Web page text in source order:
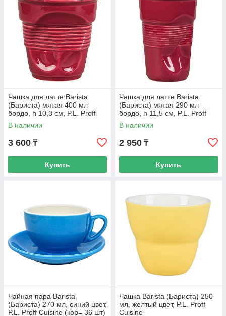
Чашка для латте Barista
(Бариста) мятая 400 мл
бордо, h 10,3 см, P.L. Proff
Cuisine
В наличии
3 600 ₸
Купить
Чашка для латте Barista
(Бариста) мятая 290 мл
бордо, h 11,5 см, P.L. Proff
Cuisine
В наличии
2 950 ₸
Купить
Чайная пара Barista
(Бариста) 270 мл, синий цвет,
P.L. Proff Cuisine (кор= 36 шт)
Чашка Barista (Бариста) 250
мл, желтый цвет, P.L. Proff
Cuisine